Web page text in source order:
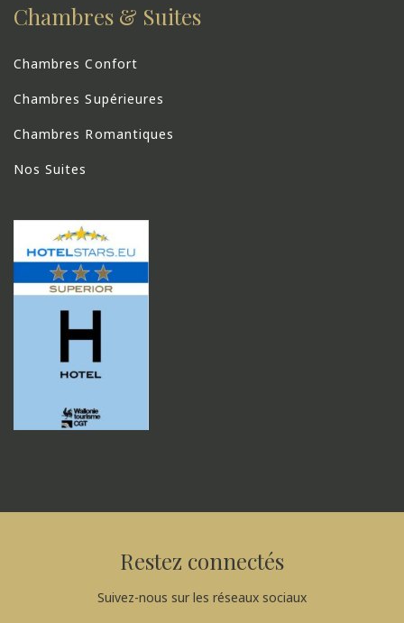
Chambres & Suites
Chambres Confort
Chambres Supérieures
Chambres Romantiques
Nos Suites
Restez connectés
Suivez-nous sur les réseaux sociaux